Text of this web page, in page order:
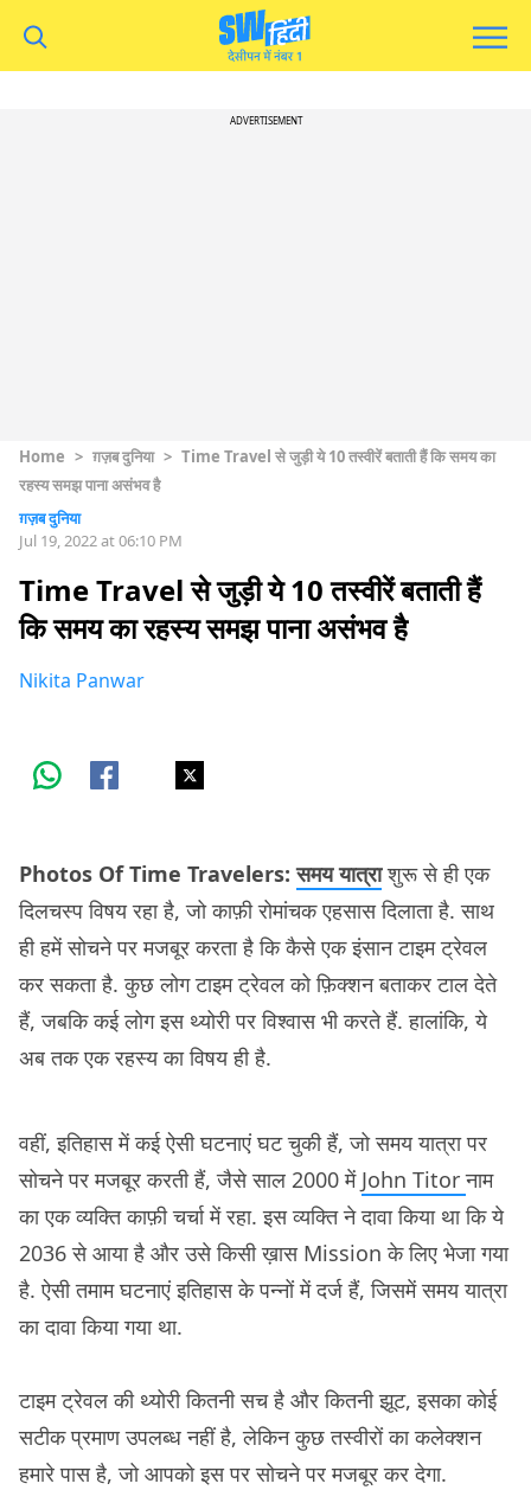
ADVERTISEMENT
Home > ग़ज़ब दुनिया > Time Travel से जुड़ी ये 10 तस्वीरें बताती हैं कि समय का
रहस्य समझ पाना असंभव है
ग़ज़ब दुनिया
Jul 19, 2022 at 06:10 PM
Time Travel से जुड़ी ये 10 तस्वीरें बताती हैं
कि समय का रहस्य समझ पाना असंभव है
Nikita Panwar
Photos Of Time Travelers: समय यात्रा शुरू से ही एक
दिलचस्प विषय रहा है, जो काफ़ी रोमांचक एहसास दिलाता है. साथ
ही हमें सोचने पर मजबूर करता है कि कैसे एक इंसान टाइम ट्रेवल
कर सकता है. कुछ लोग टाइम ट्रेवल को फ़िक्शन बताकर टाल देते
हैं, जबकि कई लोग इस थ्योरी पर विश्वास भी करते हैं. हालांकि, ये
अब तक एक रहस्य का विषय ही है.
वहीं, इतिहास में कई ऐसी घटनाएं घट चुकी हैं, जो समय यात्रा पर
सोचने पर मजबूर करती हैं, जैसे साल 2000 में John Titorनाम
का एक व्यक्ति काफ़ी चर्चा में रहा. इस व्यक्ति ने दावा किया था कि ये
2036 से आया है और उसे किसी ख़ास Mission के लिए भेजा गया
है. ऐसी तमाम घटनाएं इतिहास के पन्नों में दर्ज हैं, जिसमें समय यात्रा
का दावा किया गया था.
टाइम ट्रेवल की थ्योरी कितनी सच है और कितनी झूट, इसका कोई
सटीक प्रमाण उपलब्ध नहीं है, लेकिन कुछ तस्वीरों का कलेक्शन
हमारे पास है, जो आपको इस पर सोचने पर मजबूर कर देगा.